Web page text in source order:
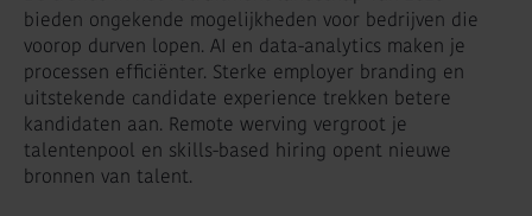
bieden ongekende mogelijkheden voor bedrijven die
voorop durven lopen. AI en data-analytics maken je
processen efficiënter. Sterke employer branding en
uitstekende candidate experience trekken betere
kandidaten aan. Remote werving vergroot je
talentenpool en skills-based hiring opent nieuwe
bronnen van talent.